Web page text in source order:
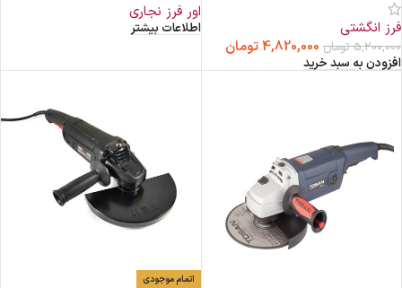
فرز انگشتی
5,200,000تومان 4,820,000تومان
افزودن به سبد خرید
اور فرز نجاری
اطلاعات بیشتر
اتمام موجودی